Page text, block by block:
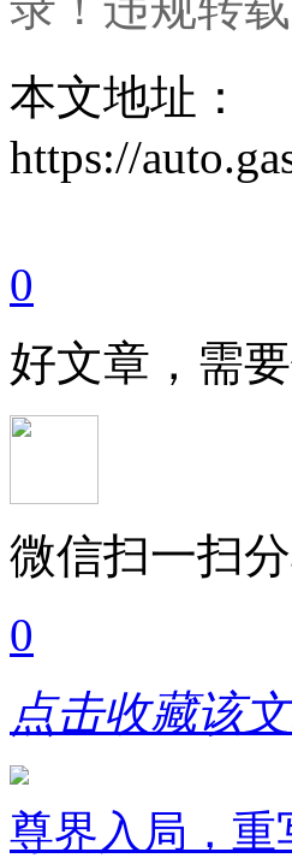
本文地址：
https://
0
好文章，需
微信扫一扫
0
点击收藏该
尊界入局，重